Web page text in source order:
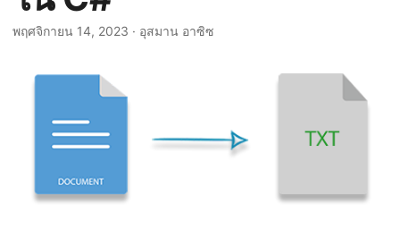
พฤศจิกายน 14, 2023 · อุสมาน อาซิซ